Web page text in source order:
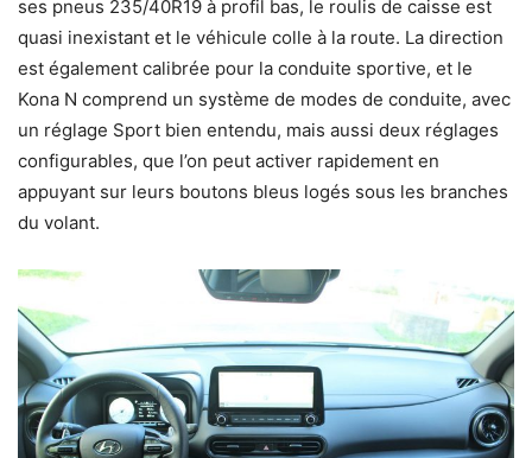
ses pneus 235/40R19 à profil bas, le roulis de caisse est
quasi inexistant et le véhicule colle à la route. La direction
est également calibrée pour la conduite sportive, et le
Kona N comprend un système de modes de conduite, avec
un réglage Sport bien entendu, mais aussi deux réglages
configurables, que l’on peut activer rapidement en
appuyant sur leurs boutons bleus logés sous les branches
du volant.